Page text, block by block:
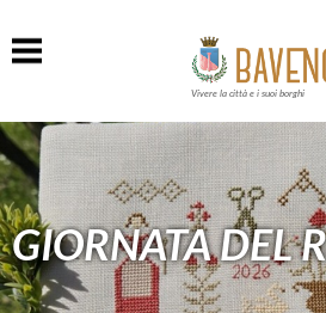
Vivere la città e i suoi borghi
GIORNATA DEL